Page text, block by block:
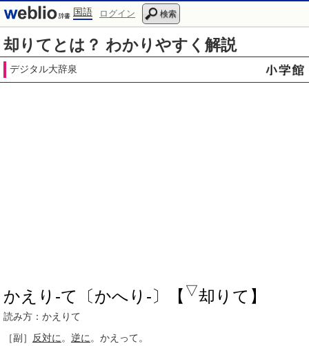
国語 ログイン 検索
却りてとは？ わかりやすく解説
デジタル大辞泉
かえり‐て〔かへり‐〕【 ▽却りて】
読み方：かえりて
［副］
反対に 。 逆に 。かえって。